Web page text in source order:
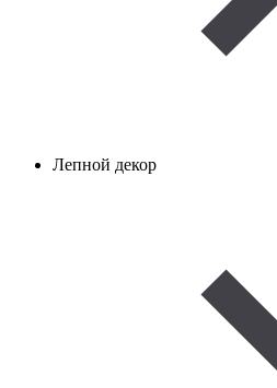
Лепной декор